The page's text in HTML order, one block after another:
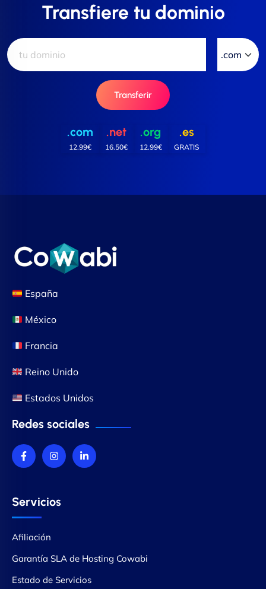
Transfiere tu dominio
Transferir
.com
12.99€
.net
16.50€
.org
12.99€
.es
GRATIS
España
México
Francia
Reino Unido
Estados Unidos
Redes sociales
Servicios
Afiliación
Garantía SLA de Hosting Cowabi
Estado de Servicios